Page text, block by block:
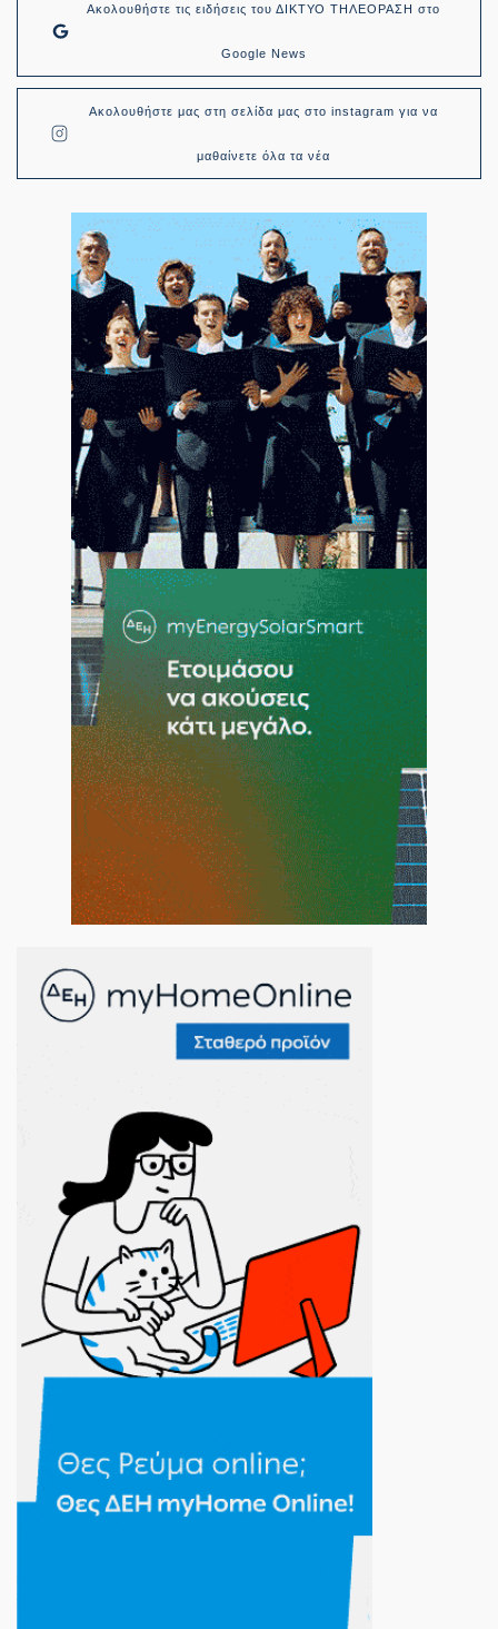
Ακολουθήστε τις ειδήσεις του ΔΙΚΤΥΟ ΤΗΛΕΟΡΑΣΗ στο
Google News
Ακολουθήστε μας στη σελίδα μας στο instagram για να
μαθαίνετε όλα τα νέα